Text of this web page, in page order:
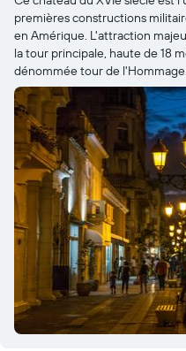
premières constructions
en Amérique. L'attraction
la tour principale, haute de 18
dénommée tour de l'Hommage.